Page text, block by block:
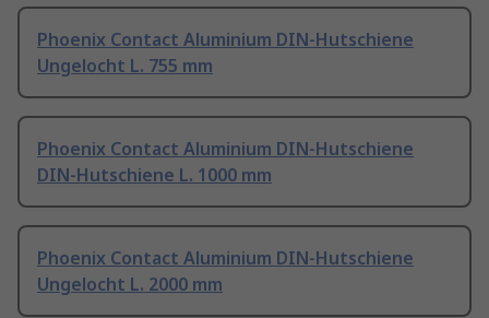
Phoenix Contact Aluminium DIN-Hutschiene
Ungelocht L. 755 mm
Phoenix Contact Aluminium DIN-Hutschiene
DIN-Hutschiene L. 1000 mm
Phoenix Contact Aluminium DIN-Hutschiene
Ungelocht L. 2000 mm